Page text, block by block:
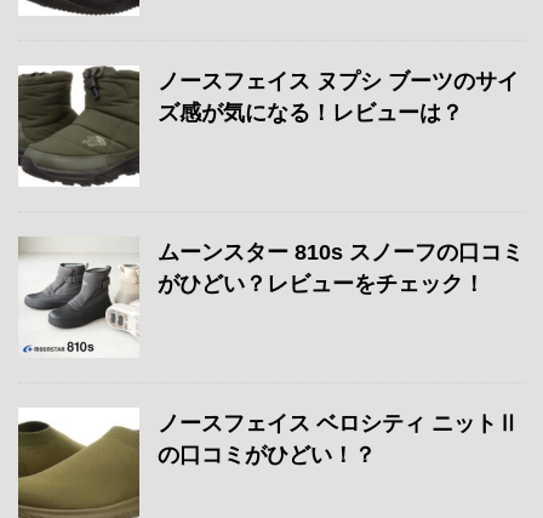
ノースフェイス ヌプシ ブーツのサイ
ズ感が気になる！レビューは？
ムーンスター 810s スノーフの口コミ
がひどい？レビューをチェック！
ノースフェイス ベロシティ ニットⅡ
の口コミがひどい！？